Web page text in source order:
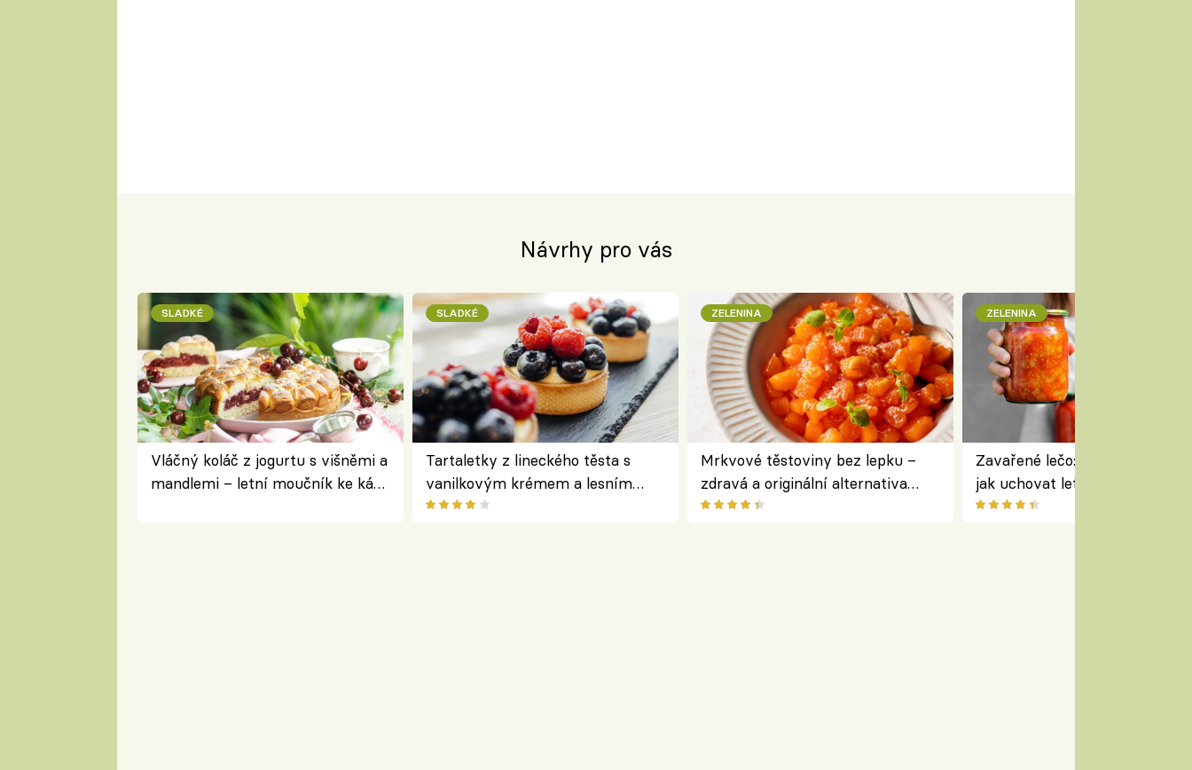
Návrhy pro vás
SLADKÉ
Vláčný koláč z jogurtu s višněmi a
mandlemi – letní moučník ke kávě
SLADKÉ
Tartaletky z lineckého těsta s
vanilkovým krémem a lesním
ovocem podle Bread Society
ZELENINA
Mrkvové těstoviny bez lepku –
zdravá a originální alternativa
klasiky
ZELENINA
Zavařené lečo: jednoduchý
jak uchovat letní zeleninu na